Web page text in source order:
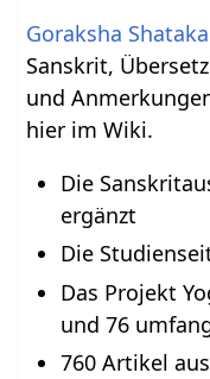
Goraksha Shataka
Sanskrit,
und
hier im Wiki.
Die
ergänzt
Die
Das Projekt
und 76
760 Artikel